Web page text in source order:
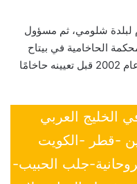
لبلدة شلومي، ثم مسؤول
الحاخامية في بيتاح
تكفا، ثم الحاخام الأكبر لتل أبيب عام 2002 قبل تعيينه حاخامًا
الخليج العربي
-قطر -الكويت
جلب الحبيب-